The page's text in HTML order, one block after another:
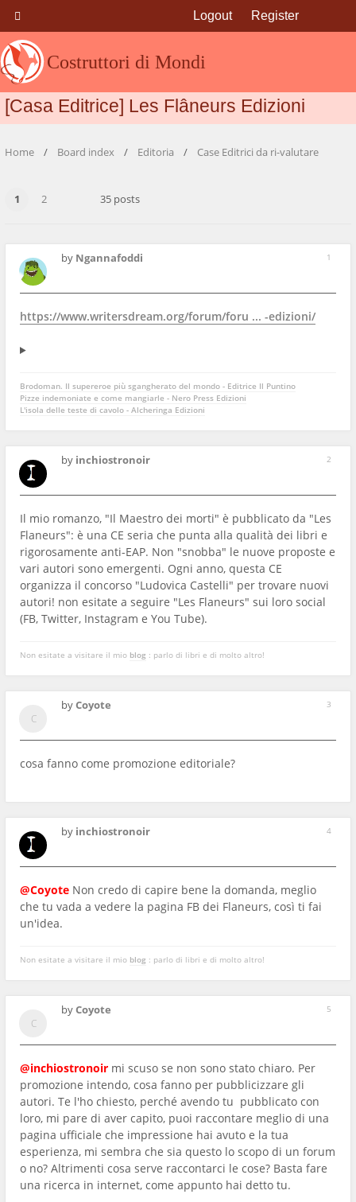
Costruttori di Mondi
Logout Register
[Casa Editrice] Les Flâneurs Edizioni
Home Board index Editoria Case Editrici da ri-valutare
1 2 35 posts
1
by Ngannafoddi
https://www.writersdream.org/forum/foru ... -edizioni/
Brodoman. Il supereroe più sgangherato del mondo - Editrice Il Puntino
Pizze indemoniate e come mangiarle - Nero Press Edizioni
L'isola delle teste di cavolo - Alcheringa Edizioni
2
by inchiostronoir
Il mio romanzo, "Il Maestro dei morti" è pubblicato da "Les
Flaneurs": è una CE seria che punta alla qualità dei libri e
rigorosamente anti-EAP. Non "snobba" le nuove proposte e
vari autori sono emergenti. Ogni anno, questa CE
organizza il concorso "Ludovica Castelli" per trovare nuovi
autori! non esitate a seguire "Les Flaneurs" sui loro social
(FB, Twitter, Instagram e You Tube).
Non esitate a visitare il mio blog : parlo di libri e di molto altro!
3
byCoyote
cosa fanno come promozione editoriale?
4
by inchiostronoir
@Coyote Non credo di capire bene la domanda, meglio
che tu vada a vedere la pagina FB dei Flaneurs, così ti fai
un'idea.
Non esitate a visitare il mio blog : parlo di libri e di molto altro!
5
byCoyote
@inchiostronoir mi scuso se non sono stato chiaro. Per
promozione intendo, cosa fanno per pubblicizzare gli
autori. Te l'ho chiesto, perché avendo tu pubblicato con
loro, mi pare di aver capito, puoi raccontare meglio di una
pagina ufficiale che impressione hai avuto e la tua
esperienza, mi sembra che sia questo lo scopo di un forum
o no? Altrimenti cosa serve raccontarci le cose? Basta fare
una ricerca in internet, come appunto hai detto tu.